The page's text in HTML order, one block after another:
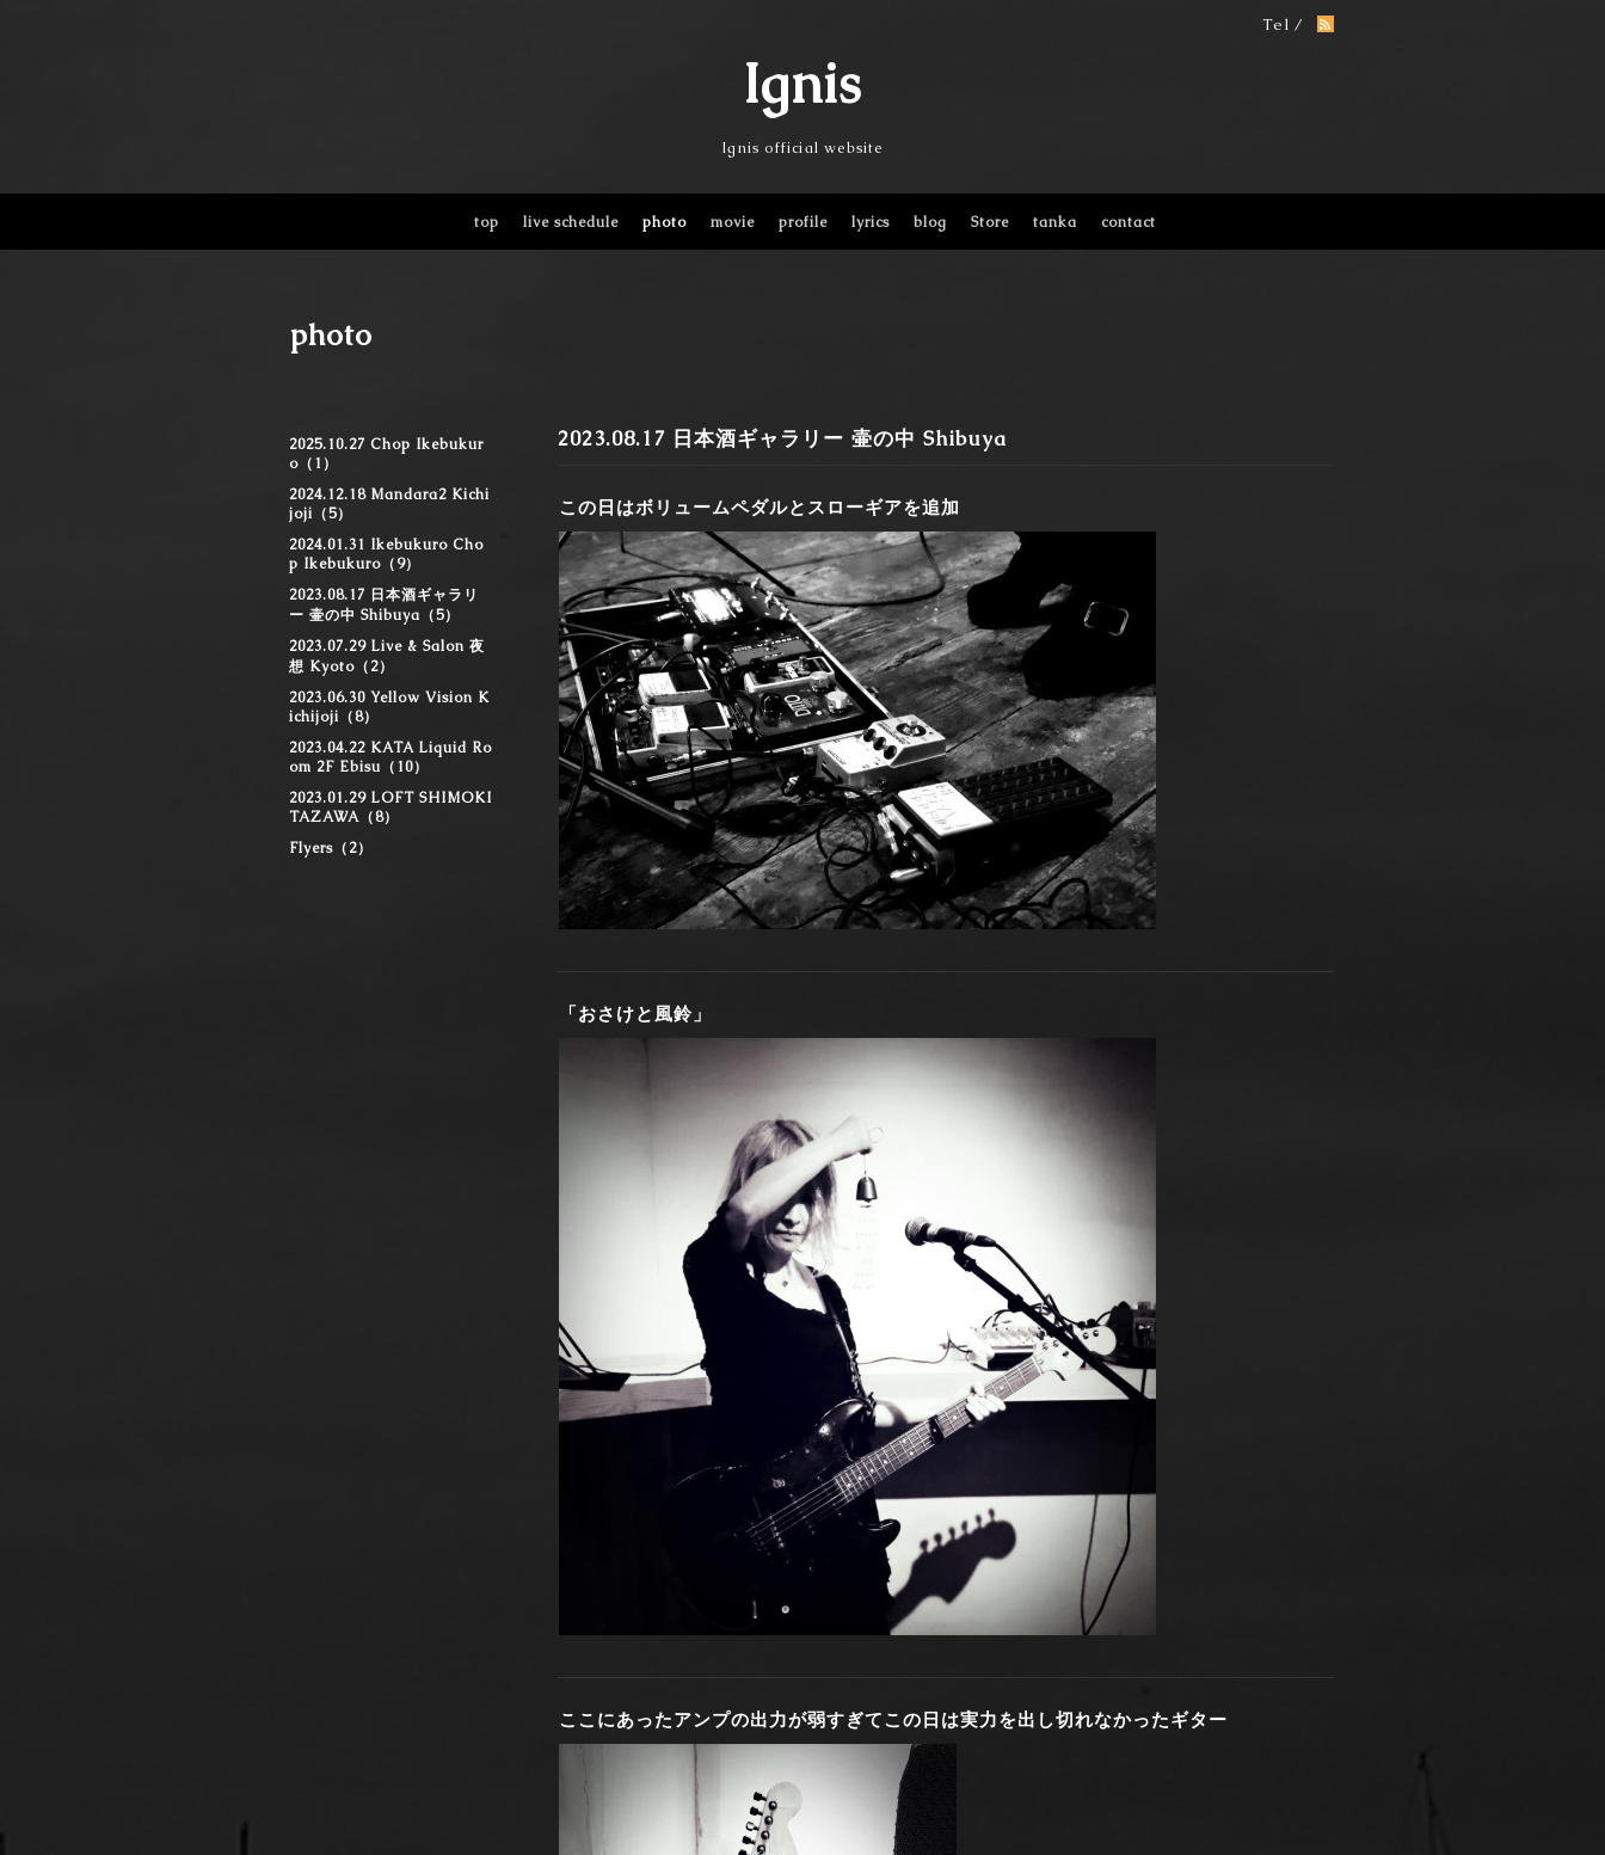
Tel /
Ignis
Ignis official website
top live schedule photo movie profile lyrics blog Store tanka contact
2025.10.27 Chop Ikebukur
o（1）
2024.12.18 Mandara2 Kichi
joji（5）
2024.01.31 Ikebukuro Cho
p Ikebukuro（9）
2023.08.17 日本酒ギャラリ
ー 壷の中 Shibuya（5）
2023.07.29 Live & Salon 夜
想 Kyoto（2）
2023.06.30 Yellow Vision K
ichijoji（8）
2023.04.22 KATA Liquid Ro
om 2F Ebisu（10）
2023.01.29 LOFT SHIMOKI
TAZAWA（8）
Flyers（2）
photo
2023.08.17 日本酒ギャラリー 壷の中 Shibuya
この日はボリュームペダルとスローギアを追加
「おさけと風鈴」
ここにあったアンプの出力が弱すぎてこの日は実力を出し切れなかったギター